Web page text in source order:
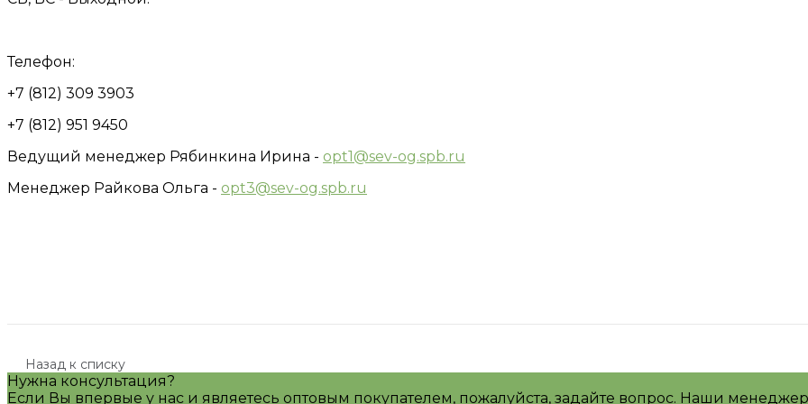
Телефон:
+7 (812) 309 3903
+7 (812) 951 9450
Ведущий менеджер Рябинкина Ирина - opt1@sev-og.spb.ru
Менеджер Райкова Ольга - opt3@sev-og.spb.ru
Назад к списку
Нужна консультация?
Если Вы впервые у нас и являетесь оптовым покупателем, пожалуйста, задайте вопрос. Наши